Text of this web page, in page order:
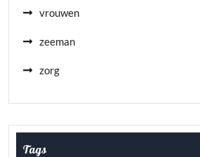
vrouwen
zeeman
zorg
Tags